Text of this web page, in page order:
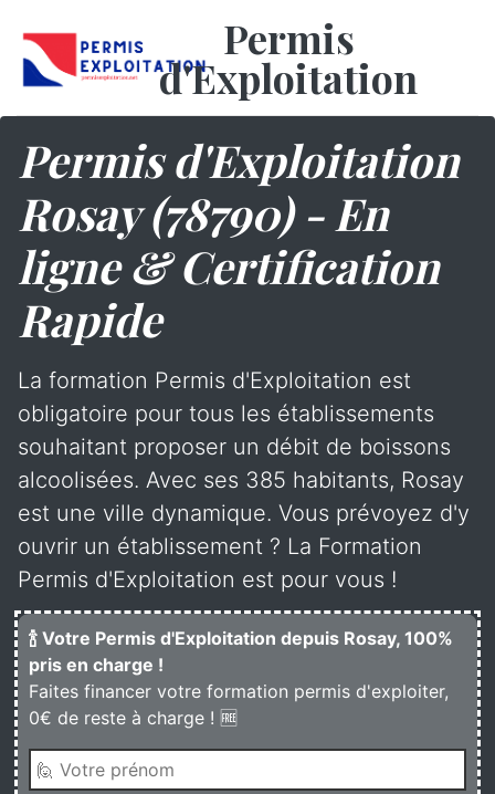
Permis
d'Exploitation
Permis d'Exploitation
Rosay (78790) - En
ligne & Certification
Rapide
La formation Permis d'Exploitation est
obligatoire pour tous les établissements
souhaitant proposer un débit de boissons
alcoolisées. Avec ses 385 habitants, Rosay
est une ville dynamique. Vous prévoyez d'y
ouvrir un établissement ? La Formation
Permis d'Exploitation est pour vous !
🍾 Votre Permis d'Exploitation depuis Rosay, 100%
pris en charge !
Faites financer votre formation permis d'exploiter,
0€ de reste à charge ! 🆓